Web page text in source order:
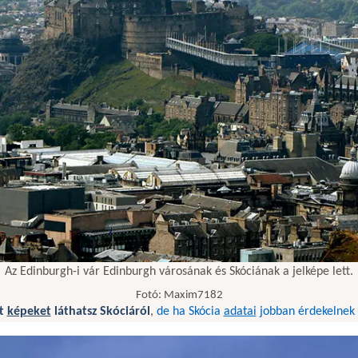
Az Edinburgh-i vár Edinburgh városának és Skóciának a jelképe lett.
Fotó: Maxim7182
képeketláthatsz Skóciáról, de ha Skócia adatai jobban